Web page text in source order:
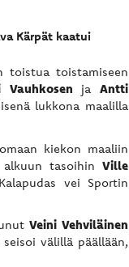
Kärpät kaatui
toistua toistamiseen
Vauhkosen jaAntti
lukkona maalilla
kiekon maaliin
alkuun tasoihinVille
vei Sportin
Veini Vehviläinen
välillä päällään,